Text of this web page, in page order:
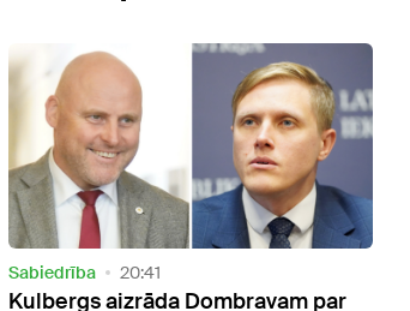
Sabiedrība 18:41
Kulbergs sola drīzu KNAB